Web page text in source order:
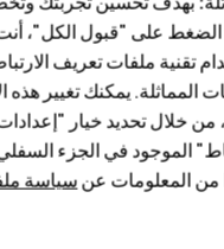
على "قبول الكل"،
تقنية ملفات تعريف
المماثلة. يمكنك تغيير
خلال تحديد خيار
الموجود في الجزء
من المعلومات عنسياسة